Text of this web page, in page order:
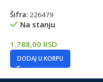
Šifra: 226479
Na stanju
1.788,00 RSD
DODAJ U KORPU